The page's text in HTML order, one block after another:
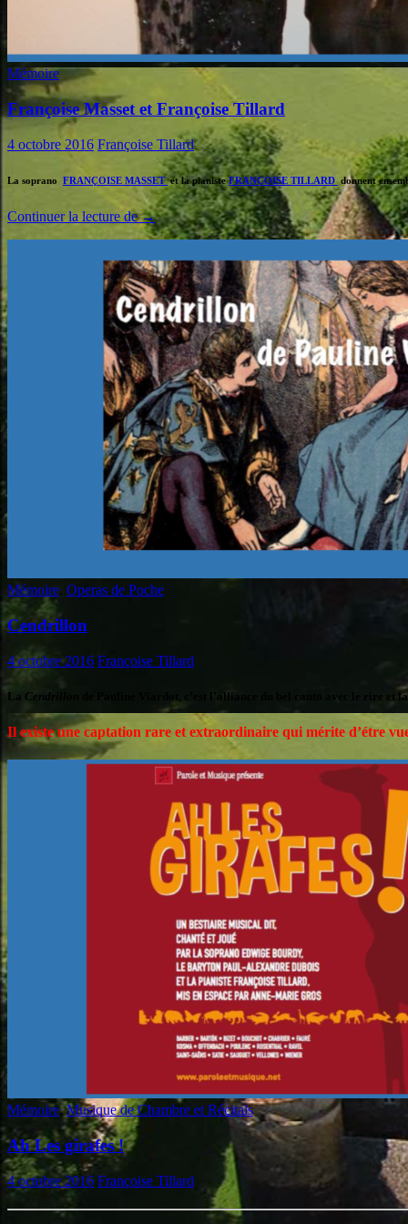
Mémoire
Françoise Masset et Françoise Tillard
4 octobre 2016 Françoise Tillard
La soprano FRANÇOISE MASSETet la pianisteFRANÇOISE TILLARDdonnent
Continuer la lecture deFrançoise
Masset
Françoise
Tillard
→
Mémoire Operas de Poche
Cendrillon
4 octobre 2016 Françoise Tillard
La Cendrillon de Pauline Viardot, c’est l’alliance du bel canto avec le rire et
Il existe une captation rare et extraordinaire qui mérite d’étre vue
Mémoire,Musique de Chambre et Récitals
Ah Les girafes !
4 octobre 2016 Françoise Tillard